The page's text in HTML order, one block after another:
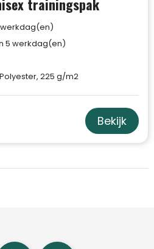
trainingspak
5 werkdag(en)
225 g/m2
Bekijk